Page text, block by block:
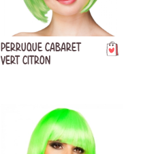
PERRUQUE CABARET
VERT CITRON